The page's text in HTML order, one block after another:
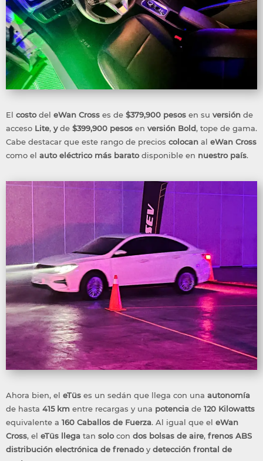
El costodel eWan Cross es de $379,900 pesos en su versión de
acceso Lite, yde $399,900 pesos en versión Bold, tope de gama.
Cabe destacar que este rango de precios colocan al eWan Cross
como el auto eléctrico más baratodisponible en nuestro país.
Ahora bien, el eTüs es un sedán que llega con una autonomía
de hasta 415 km entre recargas y una potencia de 120 Kilowatts
equivalente a 160 Caballos de Fuerza. Al igual que el eWan
Cross, el eTüs llega tan solocon dos bolsas de aire, frenos ABS
distribución electrónica de frenadoy detección frontal de